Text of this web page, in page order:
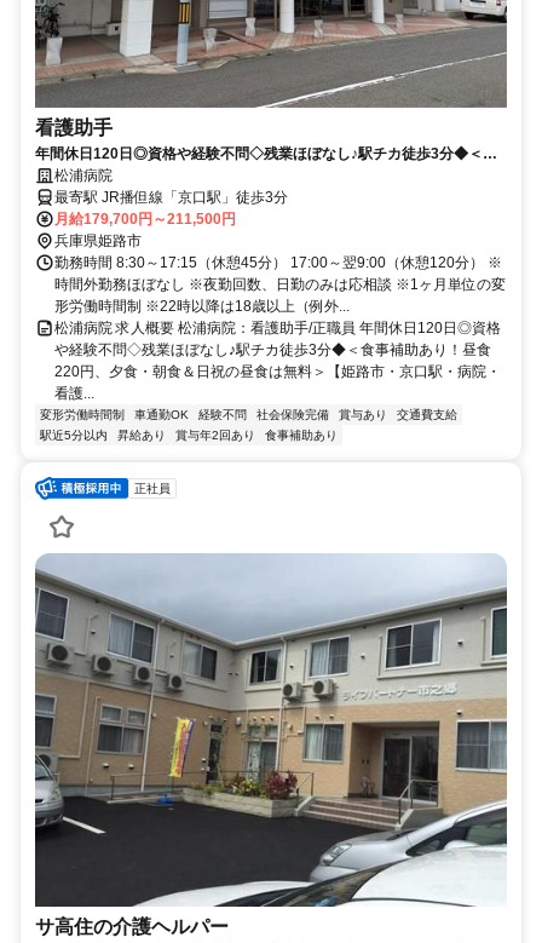
看護助手
年間休日120日◎資格や経験不問◇残業ほぼなし♪駅チカ徒歩3分◆＜食
事補助あり！昼食220円、夕食・朝食＆日祝の昼食は無料＞【姫路市・
京口駅・病院・看護助手・正職員】
松浦病院
最寄駅 JR播但線「京口駅」徒歩3分
月給179,700円～211,500円
兵庫県姫路市
勤務時間 8:30～17:15（休憩45分） 17:00～翌9:00（休憩120分） ※
時間外勤務ほぼなし ※夜勤回数、日勤のみは応相談 ※1ヶ月単位の変
形労働時間制 ※22時以降は18歳以上（例外...
松浦病院 求人概要 松浦病院：看護助手/正職員 年間休日120日◎資格
や経験不問◇残業ほぼなし♪駅チカ徒歩3分◆＜食事補助あり！昼食
220円、夕食・朝食＆日祝の昼食は無料＞【姫路市・京口駅・病院・
看護...
変形労働時間制 車通勤OK 経験不問 社会保険完備 賞与あり
交通費支給
駅近5分以内
昇給あり 賞与年2回あり 食事補助あり
正社員
サ高住の介護ヘルパー